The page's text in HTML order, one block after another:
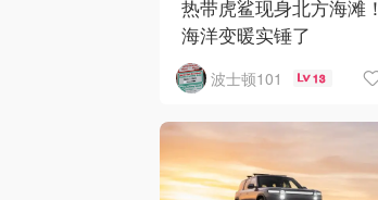
热带虎鲨现身北方海滩！
海洋变暖实锤了
波士顿101 13